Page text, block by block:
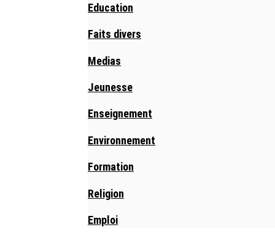
Education
Faits divers
Medias
Jeunesse
Enseignement
Environnement
Formation
Religion
Emploi